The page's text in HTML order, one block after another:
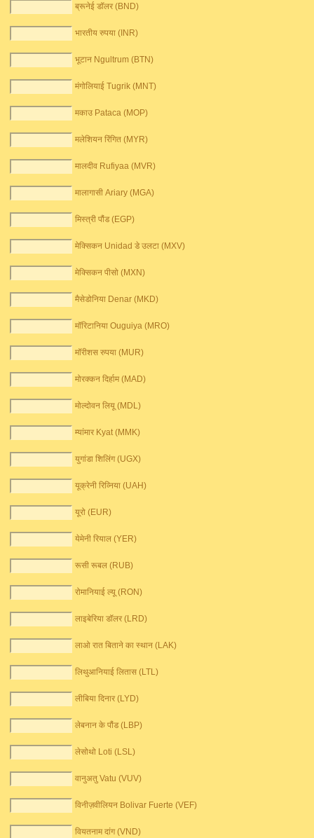
ब्रूनेई डॉलर (BND)
भारतीय रुपया (INR)
भूटान Ngultrum (BTN)
मंगोलियाई Tugrik (MNT)
मकाउ Pataca (MOP)
मलेशियन रिंगित (MYR)
मालदीव Rufiyaa (MVR)
मालागासी Ariary (MGA)
मिस्त्री पौंड (EGP)
मेक्सिकन Unidad डे उलटा (MXV)
मेक्सिकन पीसो (MXN)
मैसेडोनिया Denar (MKD)
मॉरिटानिया Ouguiya (MRO)
मॉरीशस रुपया (MUR)
मोरक्कन दिर्हाम (MAD)
मोल्दोवन लियू (MDL)
म्यांमार Kyat (MMK)
युगांडा शिलिंग (UGX)
यूक्रेनी रिव्निया (UAH)
यूरो (EUR)
येमेनी रियाल (YER)
रूसी रूबल (RUB)
रोमानियाई ल्यू (RON)
लाइबेरिया डॉलर (LRD)
लाओ रात बिताने का स्थान (LAK)
लिथुआनियाई लितास (LTL)
लीबिया दिनार (LYD)
लेबनान के पौंड (LBP)
लेसोथो Loti (LSL)
वानुअतु Vatu (VUV)
विनीज़वीलियन Bolivar Fuerte (VEF)
वियतनाम दांग (VND)